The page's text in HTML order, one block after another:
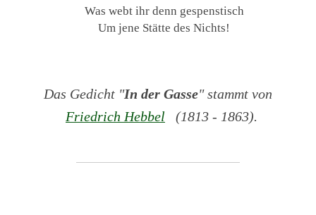
Was webt ihr denn gespenstisch
Um jene Stätte des Nichts!
Das Gedicht "In der Gasse" stammt von
Friedrich Hebbel (1813 - 1863).